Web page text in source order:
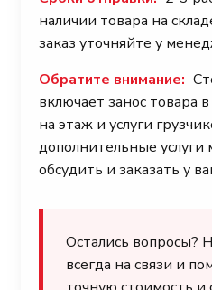
наличии товара на
заказ уточняйте у
Обратите внимание:
включает занос товара
на этаж и услуги
дополнительные
обсудить и заказать у
Остались
всегда на связи и